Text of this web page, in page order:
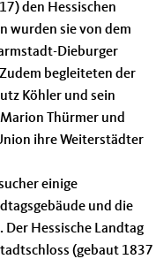
den Hessischen
wurden sie von dem
Dieburger
begleiteten der
Köhler und sein
Thürmer und
ihre Weiterstädter
einige
und die
Der Hessische Landtag
(gebaut 1837